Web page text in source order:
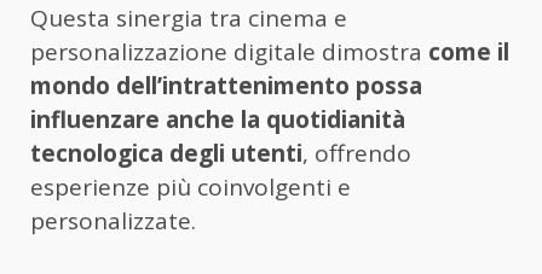
Questa sinergia tra cinema e
personalizzazione digitale dimostra come il
mondo dell’intrattenimento possa
influenzare anche la quotidianità
tecnologica degli utenti, offrendo
esperienze più coinvolgenti e
personalizzate.